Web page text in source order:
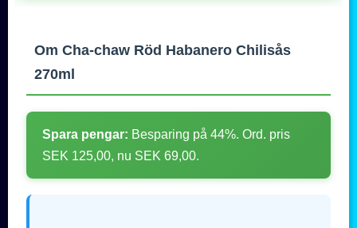
Om Cha-chaw Röd Habanero Chilisås
270ml
Spara pengar: Besparing på 44%. Ord. pris
SEK 125,00, nu SEK 69,00.